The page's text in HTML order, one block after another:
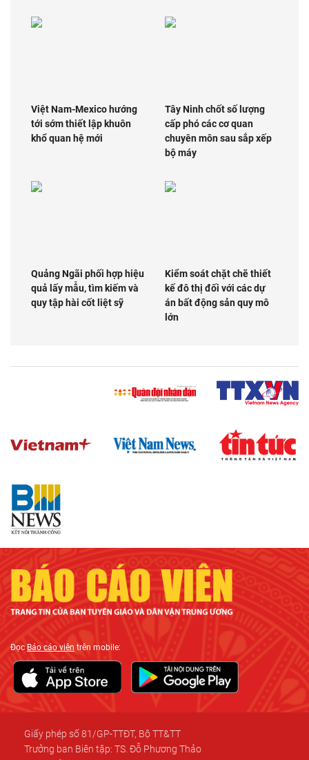
Việt Nam-Mexico hướng
tới sớm thiết lập khuôn
khổ quan hệ mới
Tây Ninh chốt số lượng
cấp phó các cơ quan
chuyên môn sau sắp xếp
bộ máy
Quảng Ngãi phối hợp hiệu
quả lấy mẫu, tìm kiếm và
quy tập hài cốt liệt sỹ
Kiểm soát chặt chẽ thiết
kế đô thị đối với các dự
án bất động sản quy mô
lớn
ĐọcBáo cáo viên trên mobile:
Giấy phép số 81/GP-TTĐT, Bộ TT&TT
Trưởng ban Biên tập: TS. Đỗ Phương Thảo